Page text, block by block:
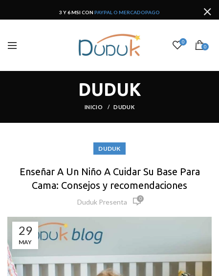
3 Y 6 MSI CON PAYPAL O MERCADOPAGO
0
0
DUDUK
INICIO DUDUK
DUDUK
Enseñar A Un Niño A Cuidar Su Base Para
Cama: Consejos y recomendaciones
Duduk Presenta 0
29
MAY